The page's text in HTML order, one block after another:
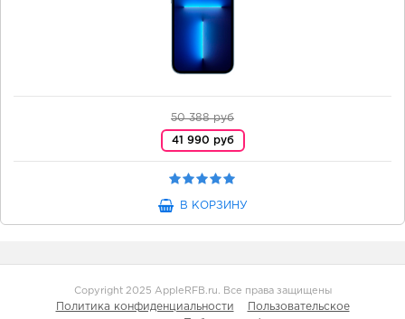
50 388 руб
41 990 руб
В КОРЗИНУ
Copyright 2025 AppleRFB.ru. Все права защищены
Политика конфиденциальности
Пользовательское